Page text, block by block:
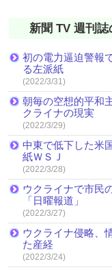
新聞 TV 週刊
初の電力逼迫警報
る左派紙
(2022/3/31)
朝毎の空想的平和
クライナの現実
(2022/3/29)
中東で低下した米
紙ＷＳＪ
(2022/3/28)
ウクライナで市民
「日曜報道」
(2022/3/27)
ウクライナ侵略、
た産経
(2022/3/24)